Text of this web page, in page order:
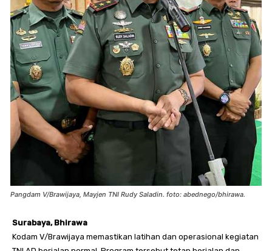
Pangdam V/Brawijaya, Mayjen TNI Rudy Saladin. foto: abednego/bhirawa.
Surabaya, Bhirawa
Kodam V/Brawijaya memastikan latihan dan operasional kegiatan